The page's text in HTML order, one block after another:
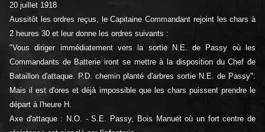
20 juillet 1918
Aussitôt les ordres reçus, le Capitaine Commandant rejoint les chars à
2 heures 30 et leur donne les ordres suivants :
"Vous diriger immédiatement vers la sortie N.E. de Passy où les
Commandants de Batterie iront se mettre à la disposition du Chef de
Bataillon d'attaque. P.D. chemin planté d'arbres sortie N.E. de Passy".
Mais il est d'ores et déjà impossible que les chars puissent prendre le
départ à l'heure H.
Axe d'attaque : N.O. - S.E. Passy, Bois Manuet où un fort centre de